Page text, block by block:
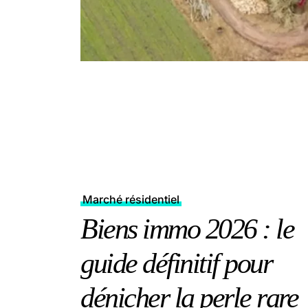
Marché résidentiel
Biens immo 2026 : le
guide définitif pour
dénicher la perle rare